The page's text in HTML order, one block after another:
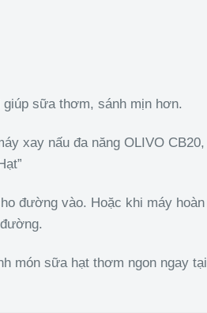
sữa thơm, sánh mịn hơn.
xay nấu đa năng OLIVO CB20,
đường vào. Hoặc khi máy hoàn
món sữa hạt thơm ngon ngay tại